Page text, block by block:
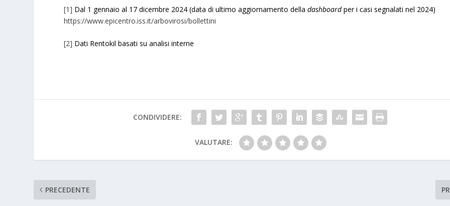
[1] Dal 1 gennaio al 17 dicembre 2024 (data di ultimo aggiornamento delladashboardper i casi segnalati nel 2024)
https://www.epicentro.iss.it/arbovirosi/bollettini
[2] Dati Rentokil basati su analisi interne
CONDIVIDERE:
VALUTARE:
PRECEDENTE